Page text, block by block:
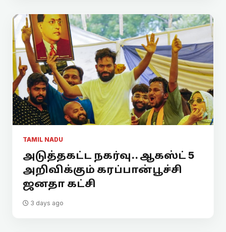
TAMIL NADU
அடுத்தகட்ட நகர்வு.. ஆகஸ்ட் 5
அறிவிக்கும் கரப்பான்பூச்சி
ஜனதா கட்சி
3 days ago